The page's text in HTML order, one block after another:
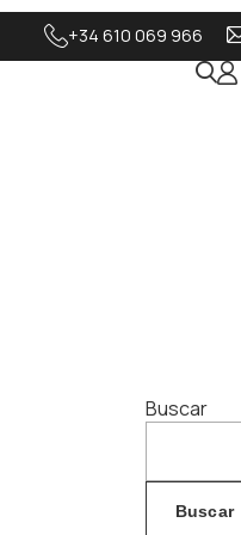
+34 610 069 966
Buscar
Buscar